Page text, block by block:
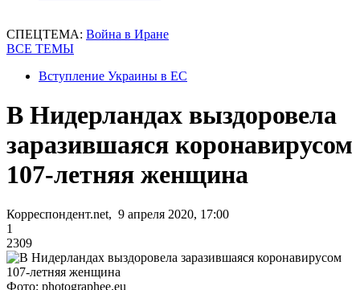
СПЕЦТЕМА: Война в Иране
ВСЕ ТЕМЫ
Вступление Украины в ЕС
В Нидерландах выздоровела
заразившаяся коронавирусом
107-летняя женщина
Корреспондент.net, 9 апреля 2020, 17:00
1
2309
Фото: photographee.eu